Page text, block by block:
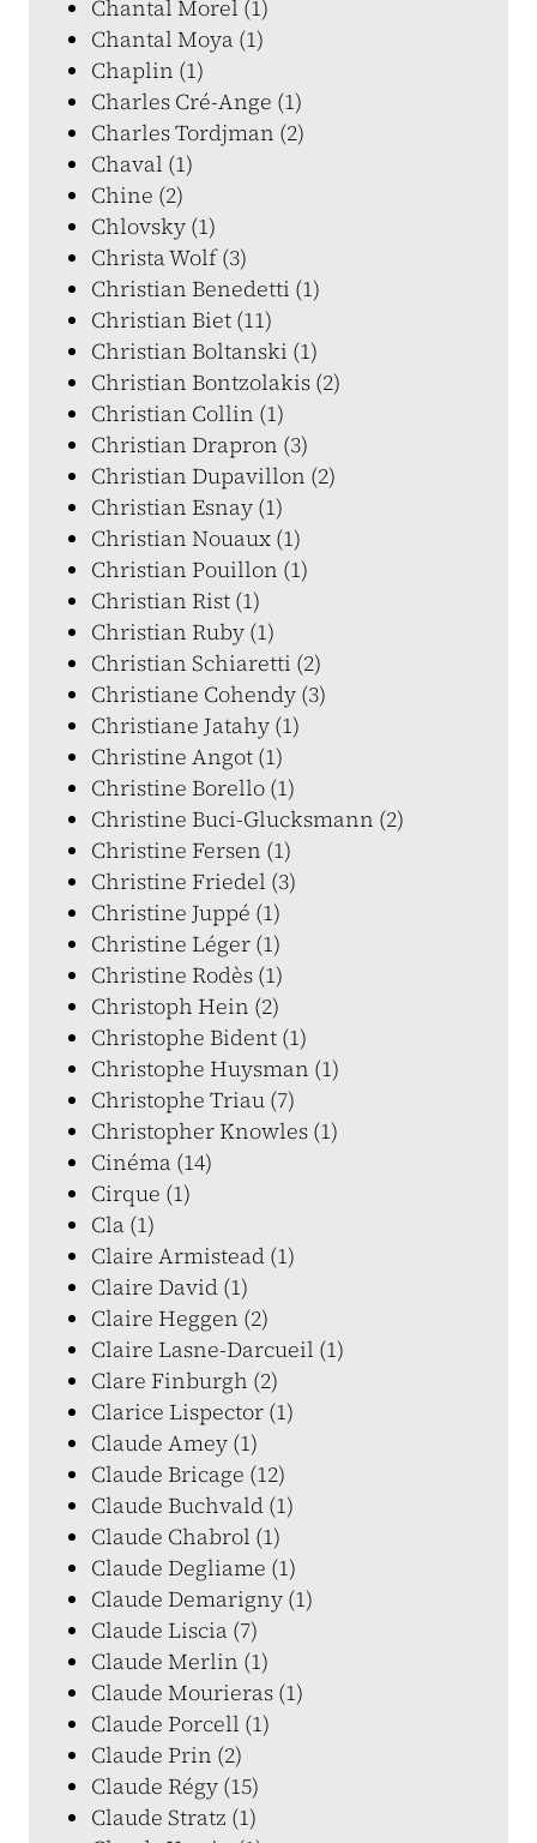
Chantal Morel (1)
Chantal Moya (1)
Chaplin (1)
Charles Cré-Ange (1)
Charles Tordjman (2)
Chaval (1)
Chine (2)
Chlovsky (1)
Christa Wolf (3)
Christian Benedetti (1)
Christian Biet (11)
Christian Boltanski (1)
Christian Bontzolakis (2)
Christian Collin (1)
Christian Drapron (3)
Christian Dupavillon (2)
Christian Esnay (1)
Christian Nouaux (1)
Christian Pouillon (1)
Christian Rist (1)
Christian Ruby (1)
Christian Schiaretti (2)
Christiane Cohendy (3)
Christiane Jatahy (1)
Christine Angot (1)
Christine Borello (1)
Christine Buci-Glucksmann (2)
Christine Fersen (1)
Christine Friedel (3)
Christine Juppé (1)
Christine Léger (1)
Christine Rodès (1)
Christoph Hein (2)
Christophe Bident (1)
Christophe Huysman (1)
Christophe Triau (7)
Christopher Knowles (1)
Cinéma (14)
Cirque (1)
Cla (1)
Claire Armistead (1)
Claire David (1)
Claire Heggen (2)
Claire Lasne-Darcueil (1)
Clare Finburgh (2)
Clarice Lispector (1)
Claude Amey (1)
Claude Bricage (12)
Claude Buchvald (1)
Claude Chabrol (1)
Claude Degliame (1)
Claude Demarigny (1)
Claude Liscia (7)
Claude Merlin (1)
Claude Mourieras (1)
Claude Porcell (1)
Claude Prin (2)
Claude Régy (15)
Claude Stratz (1)